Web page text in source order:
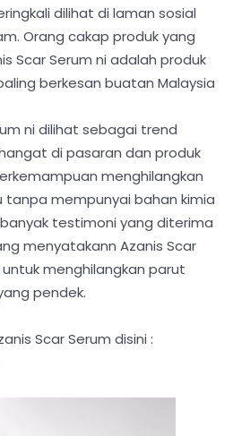
dilihat di laman sosial
Orang cakap produk yang
Scar Serum ni adalah produk
berkesan buatan Malaysia
ni dilihat sebagai trend
di pasaran dan produk
menghilangkan
tanpa mempunyai bahan kimia
testimoni yang diterima
menyatakann Azanis Scar
menghilangkan parut
pendek.
Scar Serum disini :